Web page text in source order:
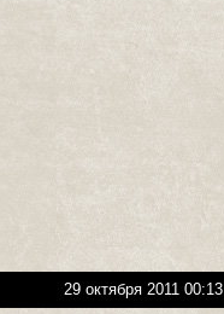
29 октября 2011 00:13